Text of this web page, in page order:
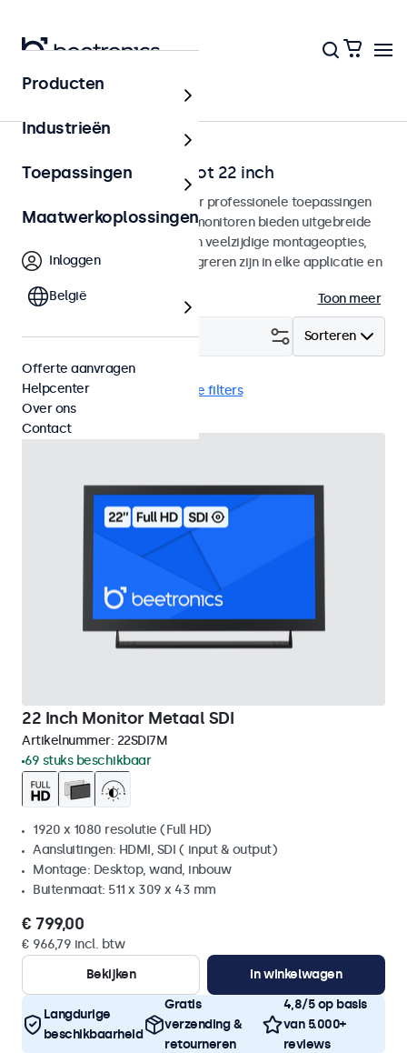
Home
SDI monitoren van 12 tot 22 inch
SDI monitoren ontworpen voor professionele toepassingen
en continu gebruik. Deze SDI monitoren bieden uitgebreide
configuratiemogelijkheden en veelzijdige montageopties,
waarmee ze naadloos te integreren zijn in elke applicatie en
Toon meer
Sorteren
Filter (1)
BNC (SDI) Wis alle filters
22 Inch Monitor Metaal SDI
Artikelnummer: 22SDI7M
69 stuks beschikbaar
1920 x 1080 resolutie (Full HD)
Aansluitingen: HDMI, SDI ( input & output)
Montage: Desktop, wand, inbouw
Buitenmaat: 511 x 309 x 43 mm
€ 799,00
€ 966,79 incl. btw
Bekijken
In winkelwagen
Langdurige
beschikbaarheid
Gratis
verzending &
retourneren
4,8/5 op basis
van 5.000+
reviews
Producten
Industrieën
Toepassingen
Maatwerkoplossingen
Inloggen
België
Offerte aanvragen
Helpcenter
Over ons
Contact